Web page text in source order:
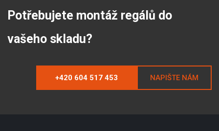
Potřebujete montáž regálů do
vašeho skladu?
NAPIŠTE NÁM
+420 604 517 453